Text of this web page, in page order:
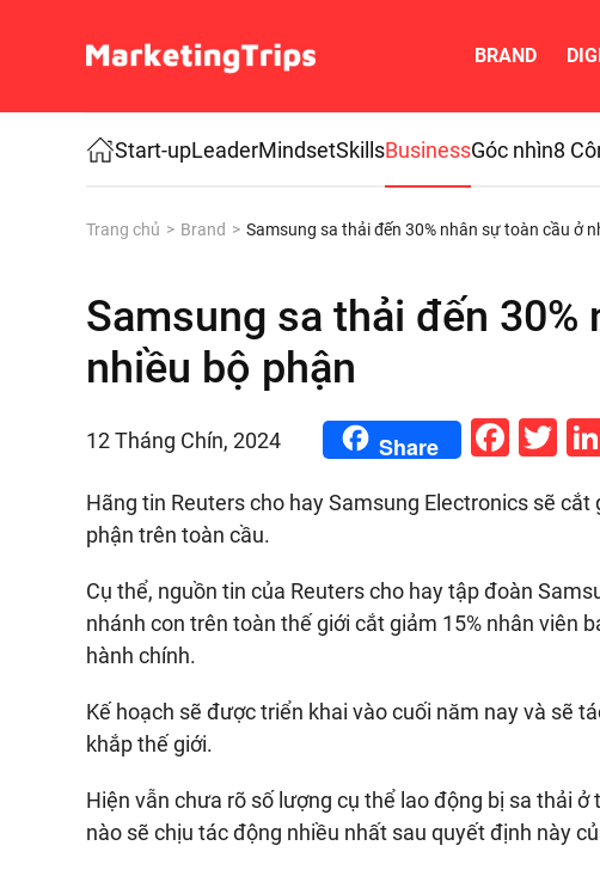
Skip to main content
BRAND
Start-upLeaderMindsetSkillsBusinessGóc nhìn8
Trang chủ Brand Samsung sa thải đến 30% nhân sự toàn cầu ở
Samsung sa thải đến
nhiều bộ phận
12 Tháng Chín, 2024 Share
Hãng tin Reuters cho haySamsung Electronics sẽ cắt
phận trên toàn cầu.
Cụ thể, nguồn tin của Reuters cho hay tập đoàn
nhánh con trên toàn thế giới cắt giảm 15% nhân viên
hành chính.
Kế hoạch sẽ được triển khai vào cuối năm nay và sẽ
khắp thế giới.
Hiện vẫn chưa rõ số lượng cụ thể lao động bị sa thải
nào sẽ chịu tác động nhiều nhất sau quyết định này